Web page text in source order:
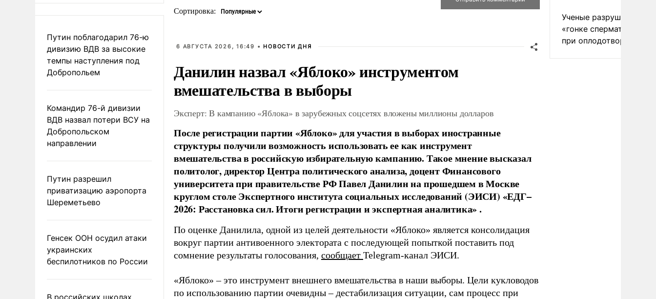
Путин поблагодарил 76-ю
дивизию ВДВ за высокие
темпы наступления под
Добропольем
Командир 76-й дивизии
ВДВ назвал потери ВСУ на
Добропольском
направлении
Путин разрешил
приватизацию аэропорта
Шереметьево
Генсек ООН осудил атаки
украинских
беспилотников по России
В российских школах
Сортировка:
6 АВГУСТА 2026, 16:49 • НОВОСТИ ДНЯ
Данилин назвал «Яблоко» инструментом
вмешательства в выборы
Эксперт: В кампанию «Яблока» в зарубежных соцсетях вложены миллионы долларов
После регистрации партии «Яблоко» для участия в выборах иностранные
структуры получили возможность использовать ее как инструмент
вмешательства в российскую избирательную кампанию. Такое мнение высказал
политолог, директор Центра политического анализа, доцент Финансового
университета при правительстве РФ Павел Данилин на прошедшем в Москве
круглом столе Экспертного института социальных исследований (ЭИСИ) «ЕДГ–
2026: Расстановка сил. Итоги регистрации и экспертная аналитика» .
По оценке Данилила, одной из целей деятельности «Яблоко» является консолидация
вокруг партии антивоенного электората с последующей попыткой поставить под
сомнение результаты голосования, сообщает Telegram-канал ЭИСИ.
«Яблоко» – это инструмент внешнего вмешательства в наши выборы. Цели кукловодов
по использованию партии очевидны – дестабилизация ситуации, сам процесс при
Ученые разрушили миф
«гонке
при оплодотворении